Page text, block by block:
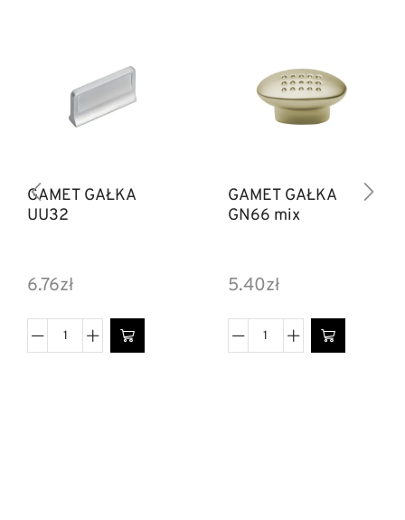
GAMET GAŁKA
UU32
6.76zł
GAMET GAŁKA
GN66 mix
5.40zł